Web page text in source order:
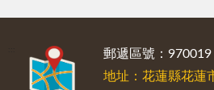
郵遞區號：970019
地址：花蓮縣花蓮